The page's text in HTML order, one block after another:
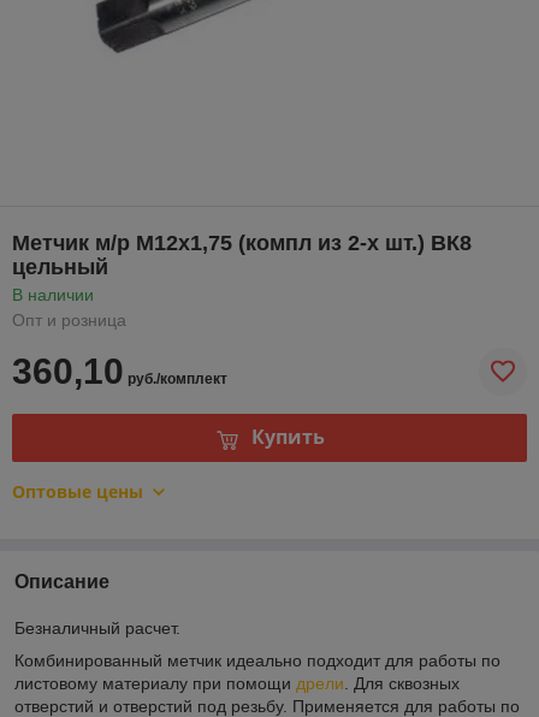
Метчик м/р М12х1,75 (компл из 2-х шт.) ВК8
цельный
В наличии
Опт и розница
360,10 руб./комплект
Купить
Оптовые цены
Описание
Безналичный расчет.
Комбинированный метчик идеально подходит для работы по
листовому материалу при помощи дрели . Для сквозных
отверстий и отверстий под резьбу. Применяется для работы по